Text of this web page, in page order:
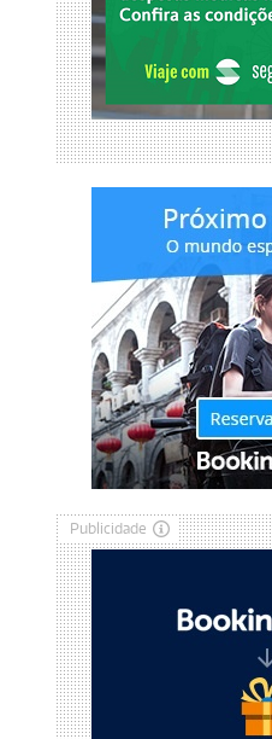
Publicidade